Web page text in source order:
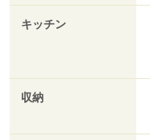
キッチン
収納